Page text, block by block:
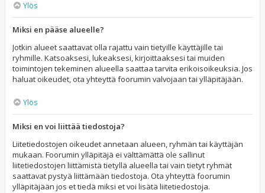
Ylös
Miksi en pääse alueelle?
Jotkin alueet saattavat olla rajattu vain tietyille käyttäjille tai
ryhmille. Katsoaksesi, lukeaksesi, kirjoittaaksesi tai muiden
toimintojen tekeminen alueella saattaa tarvita erikoisoikeuksia. Jos
haluat oikeudet, ota yhteyttä foorumin valvojaan tai ylläpitäjään.
Ylös
Miksi en voi liittää tiedostoja?
Liitetiedostojen oikeudet annetaan alueen, ryhmän tai käyttäjän
mukaan. Foorumin ylläpitäjä ei välttämättä ole sallinut
liitetiedostojen liittämistä tietyllä alueella tai vain tietyt ryhmät
saattavat pystyä liittämään tiedostoja. Ota yhteyttä foorumin
ylläpitäjään jos et tiedä miksi et voi lisätä liitetiedostoja.